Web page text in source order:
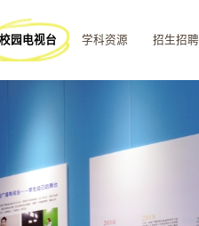
校园电视台 学科资源 招生招聘